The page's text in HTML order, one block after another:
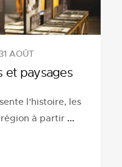
AOÛT
et paysages
l’histoire, les
à partir ...